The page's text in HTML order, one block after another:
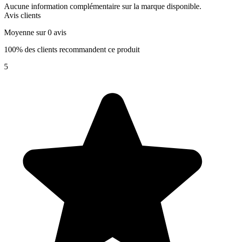
Aucune information complémentaire sur la marque disponible.
Avis clients
Moyenne sur 0 avis
100% des clients recommandent ce produit
5